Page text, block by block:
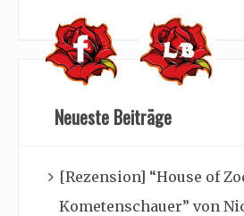
Neueste Beiträge
[Rezension] “House of
Kometenschauer” von